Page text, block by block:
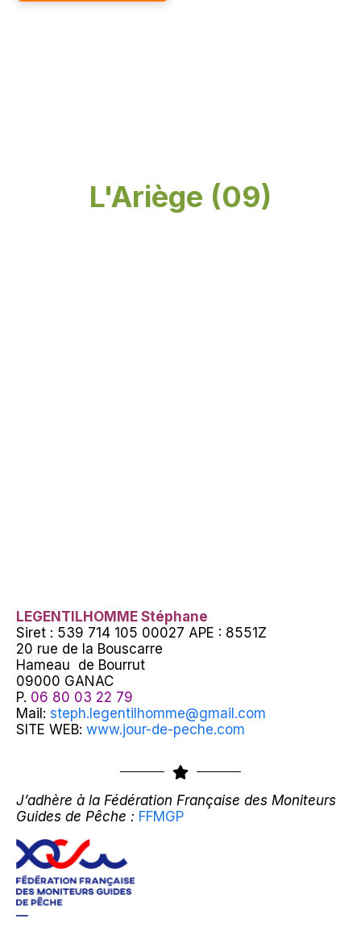
L'Ariège (09)
LEGENTILHOMME Stéphane
Siret : 539 714 105 00027 APE : 8551Z
20 rue de la Bouscarre
Hameau de Bourrut
09000 GANAC
P. 06 80 03 22 79
Mail: steph.legentilhomme@gmail.com
SITE WEB: www.jour-de-peche.com
J’adhère à la Fédération Française des Moniteurs
Guides de Pêche : FFMGP